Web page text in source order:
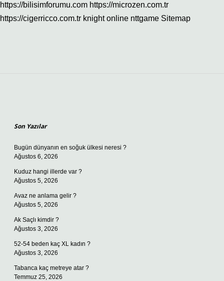
https://bilisimforumu.com https://microzen.com.tr
https://cigerricco.com.tr knight online nttgame Sitemap
Son Yazılar
Bugün dünyanın en soğuk ülkesi neresi ?
Ağustos 6, 2026
Kuduz hangi illerde var ?
Ağustos 5, 2026
Avaz ne anlama gelir ?
Ağustos 5, 2026
Ak Saçlı kimdir ?
Ağustos 3, 2026
52-54 beden kaç XL kadın ?
Ağustos 3, 2026
Tabanca kaç metreye atar ?
Temmuz 25, 2026